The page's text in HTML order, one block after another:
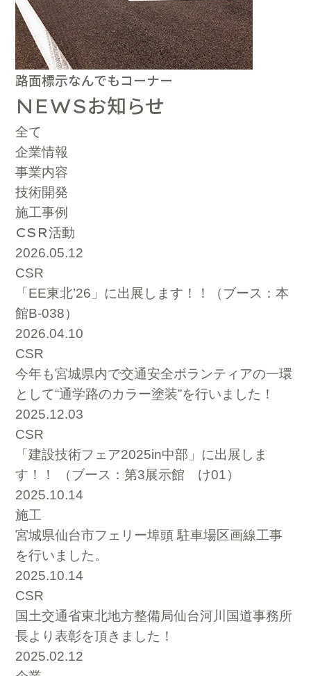
路面標示なんでもコーナー
NEWSお知らせ
全て
企業情報
事業内容
技術開発
施工事例
CSR活動
2026.05.12
CSR
「EE東北’26」に出展します！！（ブース：本
館B-038）
2026.04.10
CSR
今年も宮城県内で交通安全ボランティアの一環
として“通学路のカラー塗装”を行いました！
2025.12.03
CSR
「建設技術フェア2025in中部」に出展しま
す！！ （ブース：第3展示館 け01）
2025.10.14
施工
宮城県仙台市フェリー埠頭 駐車場区画線工事
を行いました。
2025.10.14
CSR
国土交通省東北地方整備局仙台河川国道事務所
長より表彰を頂きました！
2025.02.12